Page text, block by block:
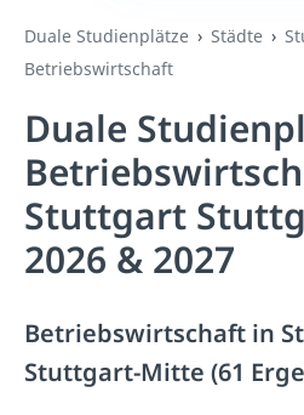
Duale Studienplätze Städte
Betriebswirtschaft
Duale
Stuttgart
2026 & 2027
Betriebswirtschaft in
Stuttgart-Mitte (61